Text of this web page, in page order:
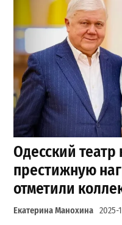
Одесский театр
престижную
отметили
Екатерина Манохина 2025-